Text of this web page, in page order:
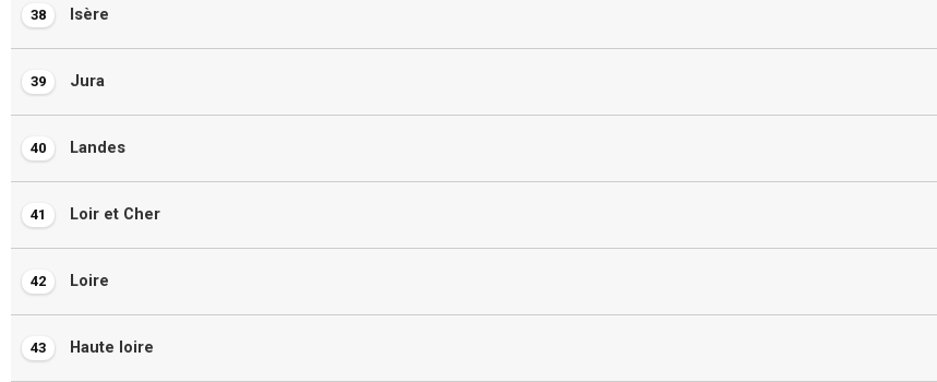
38 Isère
39 Jura
40 Landes
41 Loir et Cher
42 Loire
43 Haute loire